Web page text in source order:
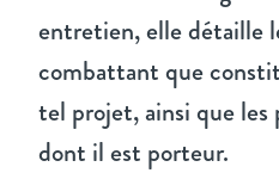
entretien, elle détaille
combattant que
tel projet, ainsi que les
dont il est porteur.